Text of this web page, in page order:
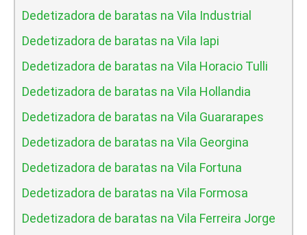
Dedetizadora de baratas na Vila Industrial
Dedetizadora de baratas na Vila Iapi
Dedetizadora de baratas na Vila Horacio Tulli
Dedetizadora de baratas na Vila Hollandia
Dedetizadora de baratas na Vila Guararapes
Dedetizadora de baratas na Vila Georgina
Dedetizadora de baratas na Vila Fortuna
Dedetizadora de baratas na Vila Formosa
Dedetizadora de baratas na Vila Ferreira Jorge